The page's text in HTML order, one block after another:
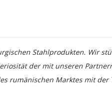
Stahlprodukten. Wir
der mit unseren
rumänischen Marktes mit